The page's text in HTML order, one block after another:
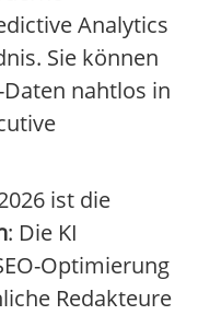
Analytics
Sie können
nahtlos in
ist die
: Die KI
Optimierung
Redakteure